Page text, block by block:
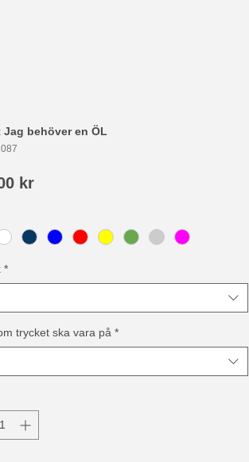
Jag behöver en ÖL
krPris
*
trycket ska vara på *